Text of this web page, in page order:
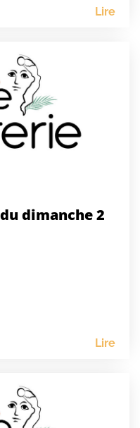
Lire
dimanche 2
Lire